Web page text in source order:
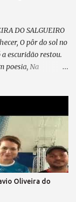
DO SALGUEIRO
O pôr do sol no
escuridão restou.
poesia, Na
qualquer olhar. Há
despertar. No
a luz a lhe guiar.
que se pode
escola
colhi e cumpri
Por cada passo em
Oliveira do